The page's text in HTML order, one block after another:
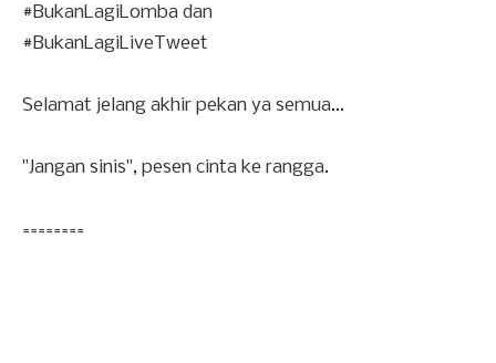
‪#‎BukanLagiLomba‬ dan
‪#‎BukanLagiLiveTweet‬
Selamat jelang akhir pekan ya semua...
"Jangan sinis", pesen cinta ke rangga.
========